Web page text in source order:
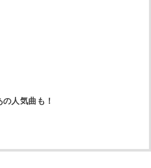
人気曲も！